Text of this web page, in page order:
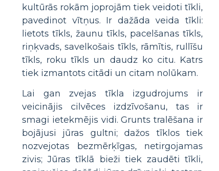
kultūrās rokām joprojām tiek veidoti tīkli,
pavedinot vītņus. Ir dažāda veida tīkli:
lietots tīkls, žaunu tīkls, pacelšanas tīkls,
riņķvads, savelkošais tīkls, rāmītis, rullīšu
tīkls, roku tīkls un daudz ko citu. Katrs
tiek izmantots citādi un citam nolūkam.
Lai gan zvejas tīkla izgudrojums ir
veicinājis cilvēces izdzīvošanu, tas ir
smagi ietekmējis vidi. Grunts tralēšana ir
bojājusi jūras gultni; dažos tīklos tiek
nozvejotas bezmērķīgas, netirgojamas
zivis; Jūras tīklā bieži tiek zaudēti tīkli,